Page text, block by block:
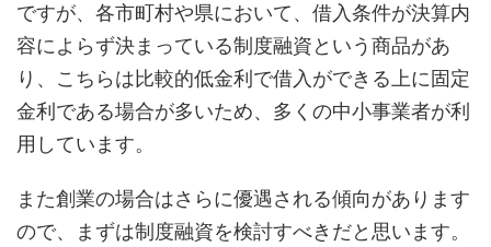
ですが、各市町村や県において、借入条件が決算内
容によらず決まっている制度融資という商品があ
り、こちらは比較的低金利で借入ができる上に固定
金利である場合が多いため、多くの中小事業者が利
用しています。
また創業の場合はさらに優遇される傾向があります
ので、まずは制度融資を検討すべきだと思います。